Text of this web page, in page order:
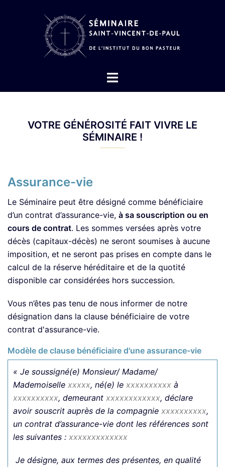
Ouvrir/fermer
VOTRE GÉNÉROSITÉ FAIT VIVRE LE
SÉMINAIRE !
Assurance-vie
Le Séminaire peut être désigné comme bénéficiaire
d’un contrat d’assurance-vie, à sa souscription ou en
cours de contrat. Les sommes versées après votre
décès (capitaux-décès) ne seront soumises à aucune
imposition, et ne seront pas prises en compte dans le
calcul de la réserve héréditaire et de la quotité
disponible car considérées hors succession.
Vous n’êtes pas tenu de nous informer de notre
désignation dans la clause bénéficiaire de votre
contrat d'assurance-vie.
Modèle de clause bénéficiaire d'une assurance-vie
« Je soussigné(e) Monsieur/ Madame/
Mademoiselle xxxxx, né(e) le xxxxxxxxxx à
xxxxxxxxxx, demeurant xxxxxxxxxxxx, déclare
avoir souscrit auprès de la compagnie xxxxxxxxxx,
un contrat d’assurance-vie dont les références sont
les suivantes : xxxxxxxxxxxxx
Je désigne, aux termes des présentes, en qualité